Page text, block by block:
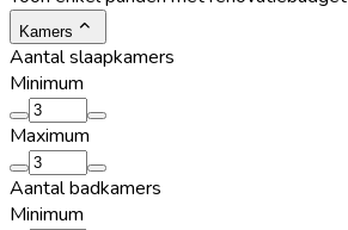
Kamers
Aantal slaapkamers
Minimum
Maximum
Aantal badkamers
Minimum